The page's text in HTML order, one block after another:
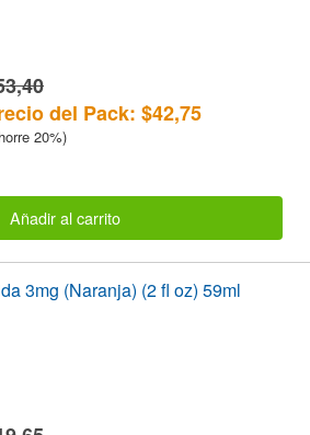
del Pack: $42,75
20%)
Añadir al carrito
3mg (Naranja) (2 fl oz) 59ml